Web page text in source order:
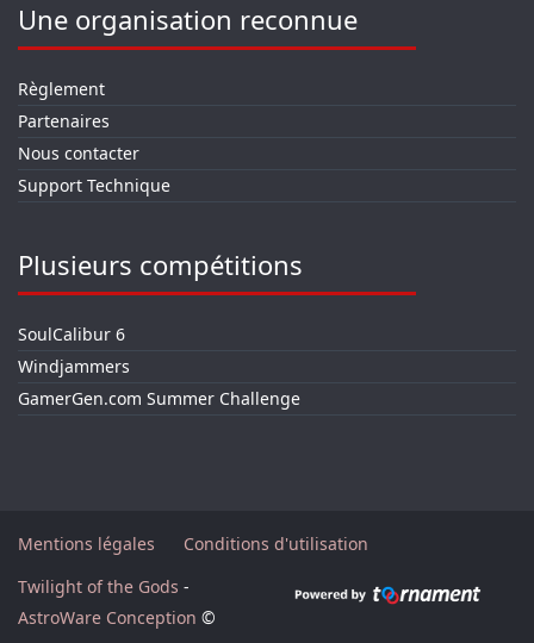
Une organisation reconnue
Règlement
Partenaires
Nous contacter
Support Technique
Plusieurs compétitions
SoulCalibur 6
Windjammers
GamerGen.com Summer Challenge
Mentions légales
Conditions d'utilisation
Twilight of the Gods -
AstroWare Conception ©